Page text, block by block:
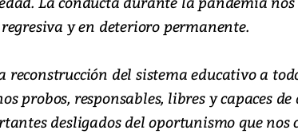
y en deterioro permanente.
reconstrucción del sistema educativo a
probos, responsables, libres y capaces
desligados del oportunismo que nos